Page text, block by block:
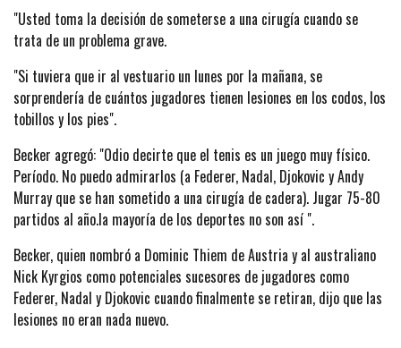
"Usted toma la decisión de someterse a una cirugía cuando se
trata de un problema grave.
"Si tuviera que ir al vestuario un lunes por la mañana, se
sorprendería de cuántos jugadores tienen lesiones en los codos, los
tobillos y los pies".
Becker agregó: "Odio decirte que el tenis es un juego muy físico.
Período. No puedo admirarlos (a Federer, Nadal, Djokovic y Andy
Murray que se han sometido a una cirugía de cadera). Jugar 75-80
partidos al año.la mayoría de los deportes no son así ".
Becker, quien nombró a Dominic Thiem de Austria y al australiano
Nick Kyrgios como potenciales sucesores de jugadores como
Federer, Nadal y Djokovic cuando finalmente se retiran, dijo que las
lesiones no eran nada nuevo.